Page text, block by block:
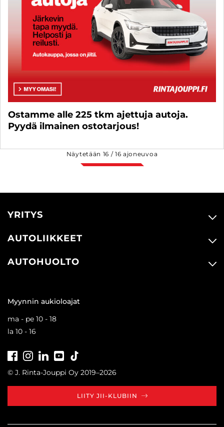
Ostamme alle 225 tkm ajettuja autoja.
Pyydä ilmainen ostotarjous!
Näytetään 16 /16 ajoneuvoa
YRITYS
AUTOLIIKKEET
AUTOHUOLTO
Myynnin aukioloajat
ma - pe 10 - 18
la 10 - 16
FacebookInstagramLinkedInYoutube
© J. Rinta-Jouppi Oy 2019–2026
LIITY JII-KLUBIIN